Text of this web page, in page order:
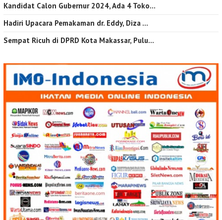
Kandidat Calon Gubernur 2024, Ada 4 Toko…
Hadiri Upacara Pemakaman dr. Eddy, Diza …
Sempat Ricuh di DPRD Kota Makassar, Pulu…